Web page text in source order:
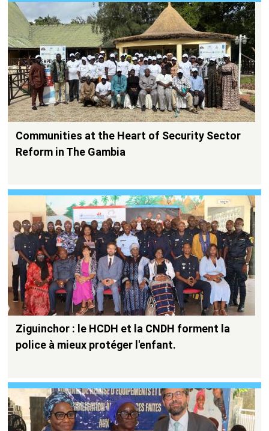
Communities at the Heart of Security Sector
Reform in The Gambia
Ziguinchor : le HCDH et la CNDH forment la
police à mieux protéger l'enfant.